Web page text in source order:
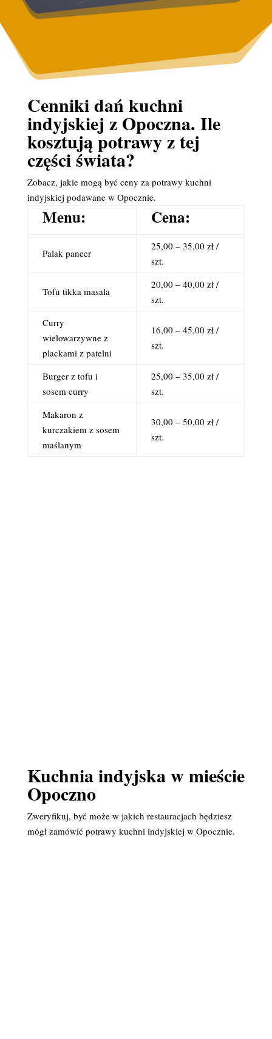
Cenniki dań kuchni
indyjskiej z Opoczna. Ile
kosztują potrawy z tej
części świata?
Zobacz, jakie mogą być ceny za potrawy kuchni
indyjskiej podawane w Opocznie.
Menu: Cena:
Palak paneer
25,00 – 35,00 zł /
szt.
Tofu tikka masala
20,00 – 40,00 zł /
szt.
Curry
wielowarzywne z
plackami z patelni
16,00 – 45,00 zł /
szt.
Burger z tofu i
sosem curry
25,00 – 35,00 zł /
szt.
Makaron z
kurczakiem z sosem
maślanym
30,00 – 50,00 zł /
szt.
Kuchnia indyjska w mieście
Opoczno
Zweryfikuj, być może w jakich restauracjach będziesz
mógł zamówić potrawy kuchni indyjskiej w Opocznie.